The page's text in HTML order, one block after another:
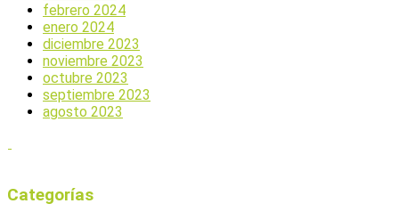
febrero 2024
enero 2024
diciembre 2023
noviembre 2023
octubre 2023
septiembre 2023
agosto 2023
Categorías